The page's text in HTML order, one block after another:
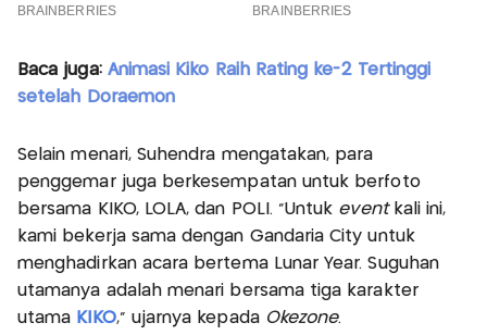
Baca juga: Animasi Kiko Raih Rating ke-2 Tertinggi
setelah Doraemon
Selain menari, Suhendra mengatakan, para
penggemar juga berkesempatan untuk berfoto
bersama KIKO, LOLA, dan POLI. “Untuk eventkali ini,
kami bekerja sama dengan Gandaria City untuk
menghadirkan acara bertema Lunar Year. Suguhan
utamanya adalah menari bersama tiga karakter
utama KIKO,” ujarnya kepada Okezone.